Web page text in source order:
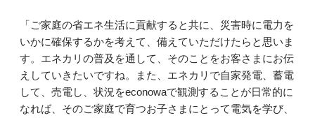
「ご家庭の省エネ生活に貢献すると共に、災害時に電力を
いかに確保するかを考えて、備えていただけたらと思いま
す。エネカリの普及を通して、そのことをお客さまにお伝
えしていきたいですね。また、エネカリで自家発電、蓄電
して、売電し、状況をeconowaで観測することが日常的に
なれば、そのご家庭で育つお子さまにとって電気を学び、